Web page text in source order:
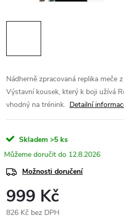
Nádherně zpracovaná replika meče
Výstavní kousek, který k boji užívá
vhodný na trénink. Detailní
Skladem >5 ks
12.8.2026
Možnosti doručení
999 Kč
826 Kč bez DPH